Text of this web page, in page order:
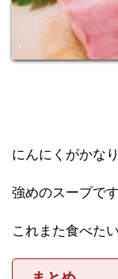
にんにくがかな
強めのスープで
これまた食べたい